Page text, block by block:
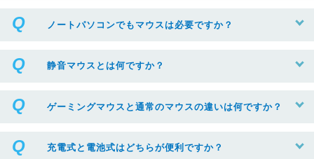
ノートパソコンでもマウスは必要ですか？
静音マウスとは何ですか？
ゲーミングマウスと通常のマウスの違いは何ですか？
充電式と電池式はどちらが便利ですか？